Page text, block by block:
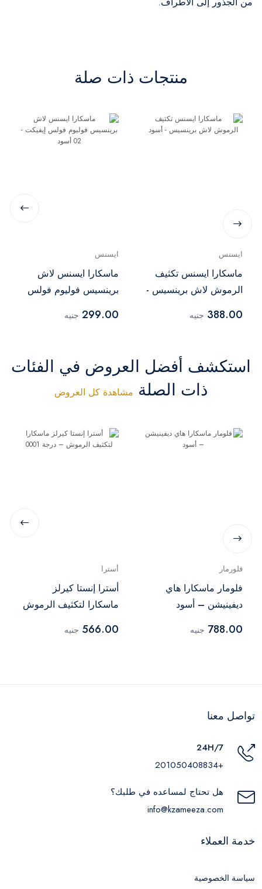
منتجات ذات صلة
ايسنس
ماسكارا ايسنس تكثيف
الرموش لاش برينسيس -
388.00 جنيه
ايسنس
ماسكارا ايسنس لاش
برينسيس فوليوم فولس
299.00 جنيه
استكشف أفضل العروض في الفئات
ذات الصلة مشاهدة كل العروض
فلورمار
فلومار ماسكارا هاي
ديفينيشن – أسود
788.00 جنيه
أسترا
أسترا إنستا كيرلز
ماسكارا لتكثيف الرموش
566.00 جنيه
تواصل معنا
24H/7
+201050408834
هل تحتاج لمساعده في طلبك؟
info@kzameeza.com
خدمة العملاء
سياسة الخصوصية